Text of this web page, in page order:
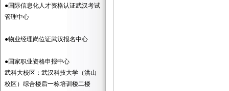
●国际信息化人才资格认证武汉考试
管理中心
●物业经理岗位证武汉报名中心
●国家职业资格申报中心
武科大校区：武汉科技大学（洪山
校区）综合楼后一栋培训楼二楼